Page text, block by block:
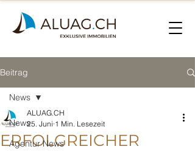
Beitrag
News
Agentur News
News
ERFOLGREICHER
ALUAG.CH
25. Juni 1 Min. Lesezeit